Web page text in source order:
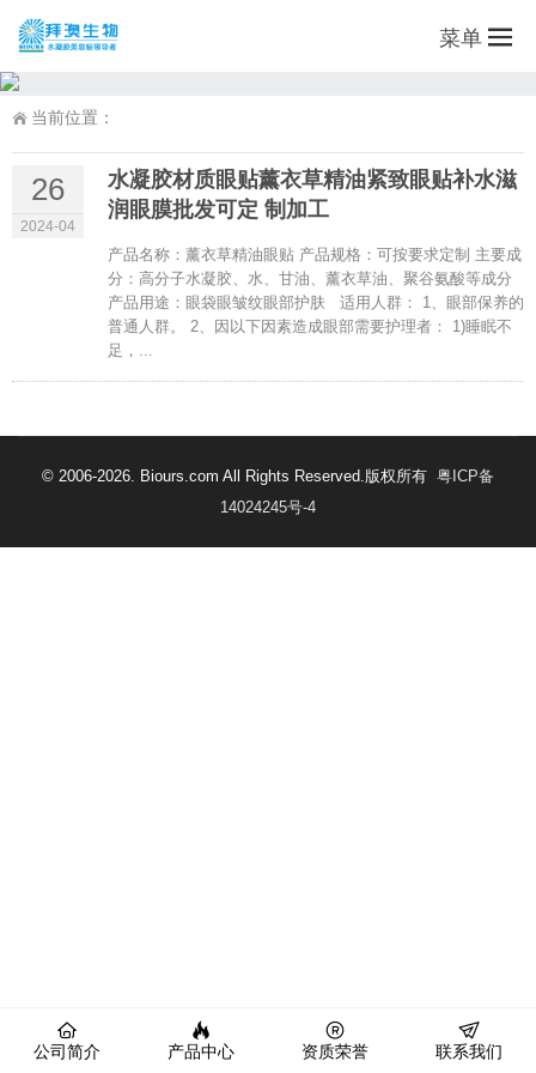
菜单
当前位置：
26
2024-04
水凝胶材质眼贴薰衣草精油紧致眼贴补水滋
润眼膜批发可定 制加工
产品名称：薰衣草精油眼贴 产品规格：可按要求定制 主要成
分：高分子水凝胶、水、甘油、薰衣草油、聚谷氨酸等成分
产品用途：眼袋眼皱纹眼部护肤 适用人群： 1、眼部保养的
普通人群。 2、因以下因素造成眼部需要护理者： 1)睡眠不
足，...
© 2006-2026. Biours.com All Rights Reserved.版权所有 粤ICP备
14024245号-4
公司简介 产品中心 资质荣誉 联系我们